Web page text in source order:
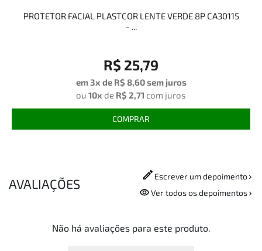
PROTETOR FACIAL PLASTCOR LENTE VERDE 8P CA30115
- ...
R$ 25,79
em 3x de R$ 8,60sem juros
ou 10x de R$ 2,71 com juros
COMPRAR
AVALIAÇÕES
Escrever um depoimento
Ver todos os depoimentos
Não há avaliações para este produto.